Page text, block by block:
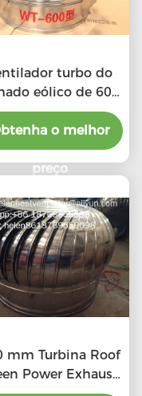
turbo do
eólico de 600
para oficina de
aço inoxidável
o melhor
preço
mm Turbina Roof
Power Exhaust